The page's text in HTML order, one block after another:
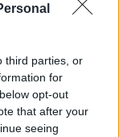
third parties, or
for
opt-out
that after your
seeing